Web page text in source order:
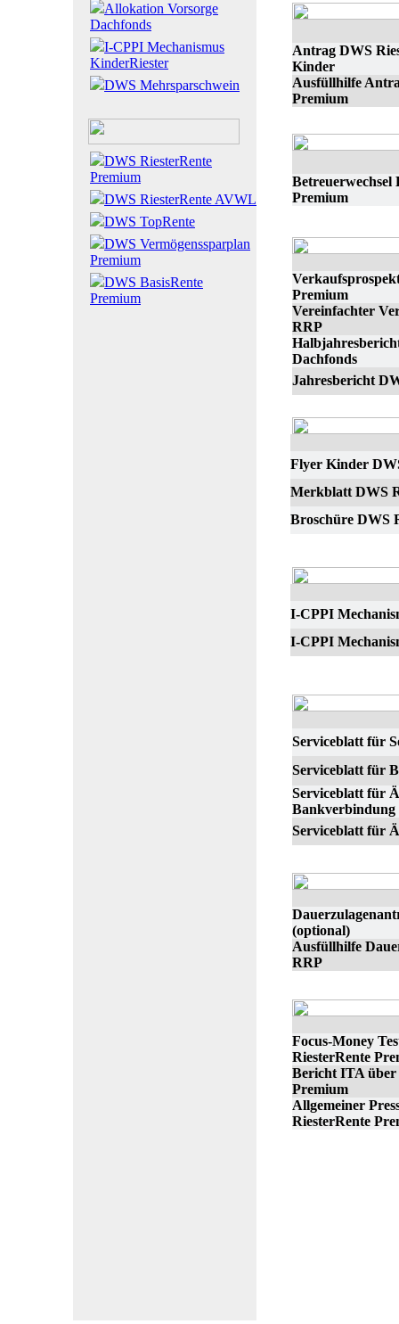
Allokation Vorsorge
Dachfonds
I-CPPI Mechanismus
KinderRiester
DWS Mehrsparschwein
DWS RiesterRente
Premium
DWS RiesterRente AVWL
DWS TopRente
DWS Vermögenssparplan
Premium
DWS BasisRente
Premium
Antrag DWS
Kinder
Ausfüllhilfe
Premium
Betreuerwechsel
Premium
Premium
Vereinfachter
RRP
Dachfonds
Jahresbericht
Flyer Kinder
Merkblatt DWS
Broschüre DWS
I-CPPI
I-CPPI
Serviceblatt für
Serviceblatt für
Serviceblatt für
Bankverbindung
Serviceblatt für
(optional)
Ausfüllhilfe
RRP
Focus-Money
RiesterRente
Bericht ITA über
Premium
Allgemeiner
RiesterRente